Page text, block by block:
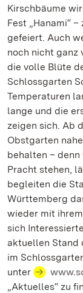
Kirschbäume
Fest „Hanami“
gefeiert. Auch
noch nicht ganz
die volle Blüte
Schlossgarten
Temperaturen
lange und die
zeigen sich. Ab
Obstgarten
behalten –
Pracht stehen,
begleiten die
Württemberg
wieder mit
sich
aktuellen Stand
im
unter
„Aktuelles“ zu